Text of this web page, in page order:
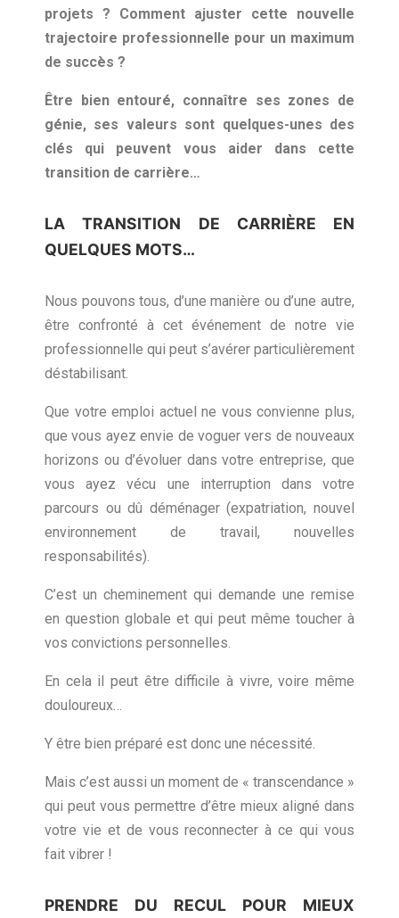
projets ? Comment ajuster cette nouvelle
trajectoire professionnelle pour un maximum
de succès ?
Être bien entouré, connaître ses zones de
génie, ses valeurs sont quelques-unes des
clés qui peuvent vous aider dans cette
transition de carrière…
LA TRANSITION DE CARRIÈRE EN
QUELQUES MOTS…
Nous pouvons tous, d’une manière ou d’une autre,
être confronté à cet événement de notre vie
professionnelle qui peut s’avérer particulièrement
déstabilisant.
Que votre emploi actuel ne vous convienne plus,
que vous ayez envie de voguer vers de nouveaux
horizons ou d’évoluer dans votre entreprise, que
vous ayez vécu une interruption dans votre
parcours ou dû déménager (expatriation, nouvel
environnement de travail, nouvelles
responsabilités).
C’est un cheminement qui demande une remise
en question globale et qui peut même toucher à
vos convictions personnelles.
En cela il peut être difficile à vivre, voire même
douloureux…
Y être bien préparé est donc une nécessité.
Mais c’est aussi un moment de « transcendance »
qui peut vous permettre d’être mieux aligné dans
votre vie et de vous reconnecter à ce qui vous
fait vibrer !
PRENDRE DU RECUL POUR MIEUX